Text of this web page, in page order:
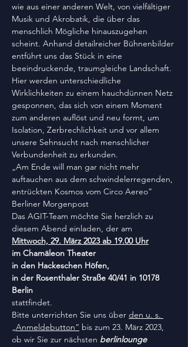
wie aus einer anderen Welt, von vielfältiger
Musik und Akrobatik, die über das
menschlich Mögliche hinauszugehen
scheint. Anhand detailreicher Bühnenbilder
entführt uns das Stück in eine
beeindruckende, traumgleiche Landschaft.
Hier werden unterschiedliche
Wirklichkeiten zu einem hauchdünnen Netz
gesponnen, das sich von einem Moment
zum anderen auflöst und neu formt, um
Isolation, Zerbrechlichkeit und vor allem
unsere Sehnsucht nach menschlicher
Verbundenheit zu erkunden.
„Am Ende will man gar nicht mehr
auftauchen aus dem schwindelerregenden,
entrückten Kosmos vom Circo Aereo“
Berliner Morgenpost
Das AGIT-Team möchte Sie herzlich zu
diesem Abend einladen, der am
Mittwoch, 29. März 2023 ab 19.00 Uhr
im Chamäleon Theater
in den Hackeschen Höfen,
in der Rosenthaler Straße 40/41 in 10178
Berlin
stattfindet.
Bitte unterrichten Sie uns über den u. s.
„Anmeldebutton“ bis zum 23. März 2023,
ob wir Sie zur nächsten berlinlounge